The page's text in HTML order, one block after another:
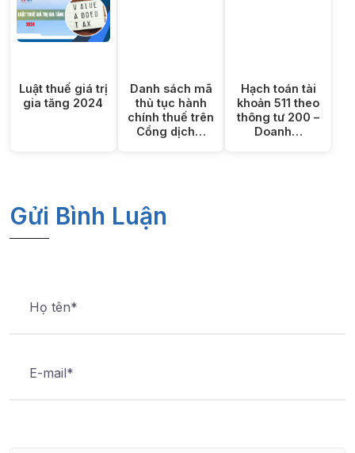
Luật thuế giá trị
gia tăng 2024
Danh sách mã
thủ tục hành
chính thuế trên
Cổng dịch…
Hạch toán tài
khoản 511 theo
thông tư 200 –
Doanh…
Gửi Bình Luận